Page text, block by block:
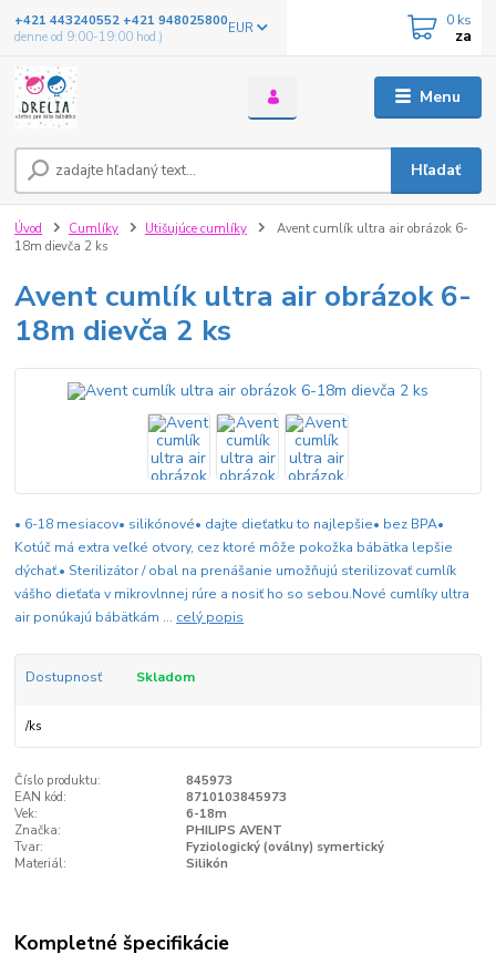
Menu
EUR
Hľadať
+421 443240552 +421 948025800
denne od 9:00-19:00 hod.)
0 ks
za
Úvod Cumlíky Utišujúce cumlíky
Avent cumlík ultra air obrázok 6-
18m dievča 2 ks
Avent cumlík ultra air obrázok 6-
18m dievča 2 ks
• 6-18 mesiacov• silikónové• dajte dieťatku to najlepšie• bez BPA•
Kotúč má extra veľké otvory, cez ktoré môže pokožka bábätka lepšie
dýchať.• Sterilizátor / obal na prenášanie umožňujú sterilizovať cumlík
vášho dieťaťa v mikrovlnnej rúre a nosiť ho so sebou.Nové cumlíky ultra
air ponúkajú bábätkám ... celý popis
Dostupnosť Skladom
/ks
Číslo produktu:
845973
EAN kód:
8710103845973
Vek:
6-18m
Značka:
PHILIPS AVENT
Tvar:
Fyziologický (oválny) symertický
Materiál:
Silikón
Kompletné špecifikácie